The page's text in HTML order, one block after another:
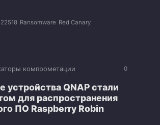
Ransomware Red Canary
0
компрометации
устройства QNAP стали
для распространения
ПО Raspberry Robin